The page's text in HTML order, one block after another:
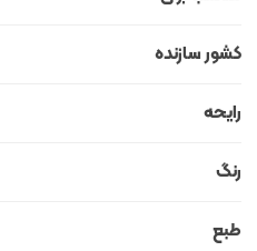
کشور سازنده
رایحه
رنگ
طبع